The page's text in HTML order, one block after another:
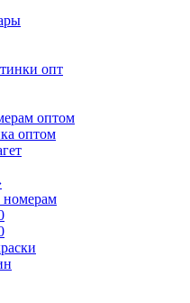
опт
оптом
оптом
номерам